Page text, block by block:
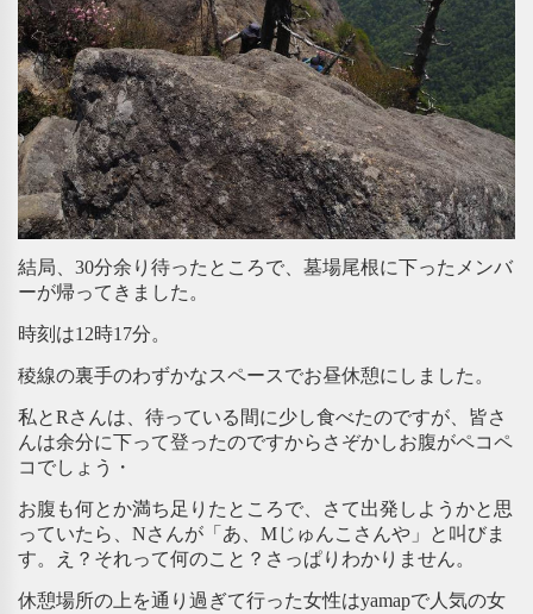
結局、30分余り待ったところで、墓場尾根に下ったメンバ
ーが帰ってきました。
時刻は12時17分。
稜線の裏手のわずかなスペースでお昼休憩にしました。
私とRさんは、待っている間に少し食べたのですが、皆さ
んは余分に下って登ったのですからさぞかしお腹がペコペ
コでしょう・
お腹も何とか満ち足りたところで、さて出発しようかと思
っていたら、Nさんが「あ、Mじゅんこさんや」と叫びま
す。え？それって何のこと？さっぱりわかりません。
休憩場所の上を通り過ぎて行った女性はyamapで人気の女